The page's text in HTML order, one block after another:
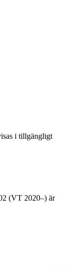
i tillgängligt
(VT 2020–) är